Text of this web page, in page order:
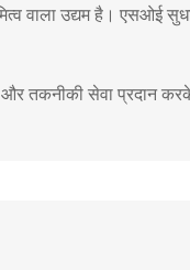
वाला उद्यम है। एसओई
और तकनीकी सेवा प्रदान